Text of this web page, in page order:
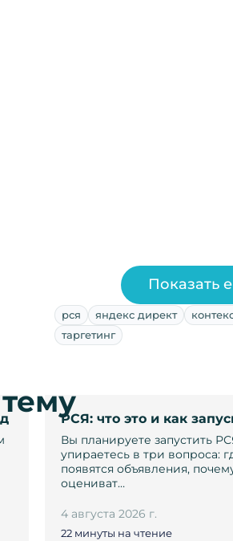
рся яндекс директ
таргетинг
РСЯ: что это и как
Вы планируете запустить
упираетесь в три вопроса:
появятся объявления,
оцениват…
4 августа 2026 г.
22 минуты на чтение
Показать